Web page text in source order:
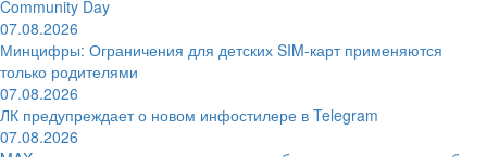
Community Day
07.08.2026
Минцифры: Ограничения для детских SIM-карт применяются
только родителями
07.08.2026
ЛК предупреждает о новом инфостилере в Telegram
07.08.2026